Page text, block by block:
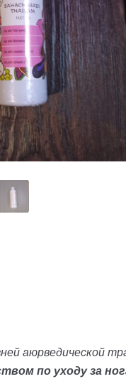
аюрведической
по уходу за